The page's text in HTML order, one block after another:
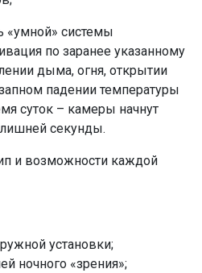
«умной» системы
по заранее указанному
дыма, огня, открытии
падении температуры
суток – камеры начнут
секунды.
и возможности каждой
установки;
ночного «зрения»;